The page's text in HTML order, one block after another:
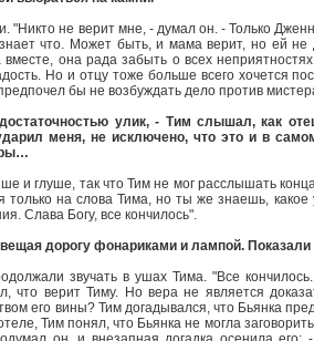
"Никто не верит мне, - думал он. - Только
что. Может быть, и мама верит, но ей не
она рада забыть о всех
Но и отцу тоже больше всего хочется
бы не возбуждать дело против
улик, - Тим слышал, как
меня, не исключено, что это и в
и глуше, так что Тим не мог расслышать
только на слова Тима, но ты же знаешь,
Слава Богу, все кончилось".
дорогу фонариками и лампой. Показали
звучать в ушах Тима. "Все
что верит Тиму. Но вера не является
его вины? Тим догадывался, что Бьянка
Тим понял, что Бьянка не могла